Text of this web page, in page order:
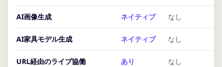
AI画像生成 ネイティブ なし
AI家具モデル生成 ネイティブ なし
URL経由のライブ協働 あり なし